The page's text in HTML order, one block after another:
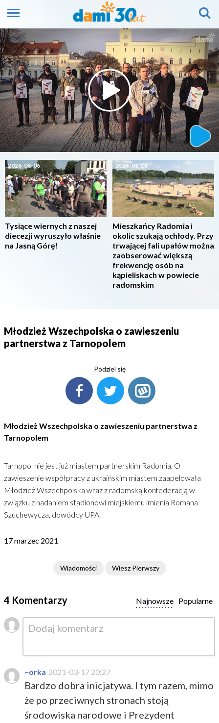
2026-08-06
Tysiące wiernych z naszej
diecezji wyruszyło właśnie
na Jasną Górę!
2026-08-06
Mieszkańcy Radomia i
okolic szukają ochłody. Przy
trwającej fali upałów można
zaobserować większą
frekwencję osób na
kąpieliskach w powiecie
radomskim
Młodzież Wszechpolska o zawieszeniu
partnerstwa z Tarnopolem
Podziel się
Młodzież Wszechpolska o zawieszeniu partnerstwa z
Tarnopolem
Tarnopol nie jest już miastem partnerskim Radomia. O
zawieszenie współpracy z ukraińskim miastem zaapelowała
Młodzież Wszechpolska wraz z radomską konfederacją w
związku z nadaniem stadionowi miejskiemu imienia Romana
Szuchewycza, dowódcy UPA.
17 marzec 2021
Wiadomości Wiesz Pierwszy
4 Komentarzy Popularne
Najnowsze
~orka 2021-03-17 20:27
Bardzo dobra inicjatywa. I tym razem, mimo
że po przeciwnych stronach stoją
środowiska narodowe i Prezydent